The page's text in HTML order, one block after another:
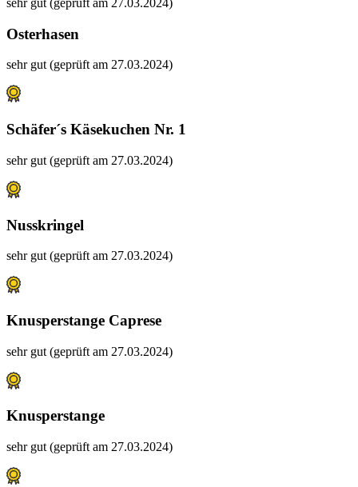
sehr gut (geprüft am 27.03.2024)
Osterhasen
sehr gut (geprüft am 27.03.2024)
Schäfer´s Käsekuchen Nr. 1
sehr gut (geprüft am 27.03.2024)
Nusskringel
sehr gut (geprüft am 27.03.2024)
Knusperstange Caprese
sehr gut (geprüft am 27.03.2024)
Knusperstange
sehr gut (geprüft am 27.03.2024)